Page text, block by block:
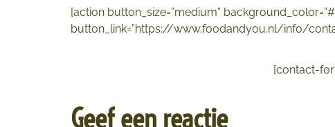
[action button_size=”medium”
button_link=”https://www.foodandyou.nl/info/
[contact-
Geef een reactie